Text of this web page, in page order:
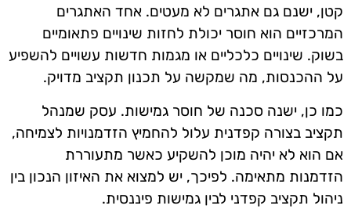
קטן, ישנם גם אתגרים לא מעטים. אחד האתגרים
המרכזיים הוא חוסר יכולת לחזות שינויים פתאומיים
בשוק. שינויים כלכליים או מגמות חדשות עשויים להשפיע
על ההכנסות, מה שמקשה על תכנון תקציב מדויק.
כמו כן, ישנה סכנה של חוסר גמישות. עסק שמנהל
תקציב בצורה קפדנית עלול להחמיץ הזדמנויות לצמיחה,
אם הוא לא יהיה מוכן להשקיע כאשר מתעוררת
הזדמנות מתאימה. לפיכך, יש למצוא את האיזון הנכון בין
ניהול תקציב קפדני לבין גמישות פיננסית.